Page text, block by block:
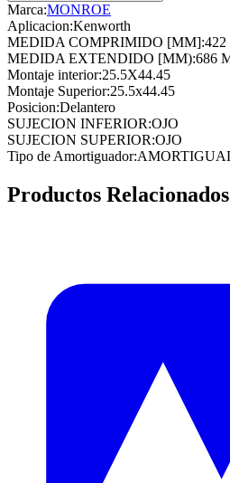
Marca:MONROE
Aplicacion:Kenworth
MEDIDA COMPRIMIDO [MM]:
MEDIDA EXTENDIDO [MM):686
Montaje interior:25.5X44.45
Montaje Superior:25.5x44.45
Posicion:Delantero
SUJECION INFERIOR:OJO
SUJECION SUPERIOR:OJO
Tipo de Amortiguador:
Productos Relacionados